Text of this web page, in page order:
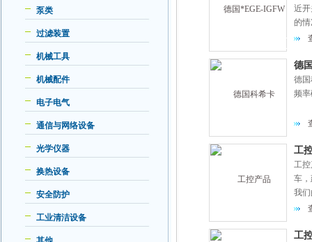
泵类
过滤装置
机械工具
机械配件
电子电气
通信与网络设备
光学仪器
换热设备
安全防护
工业清洁设备
近
的
德
德
频
工
工
车
我
足
工